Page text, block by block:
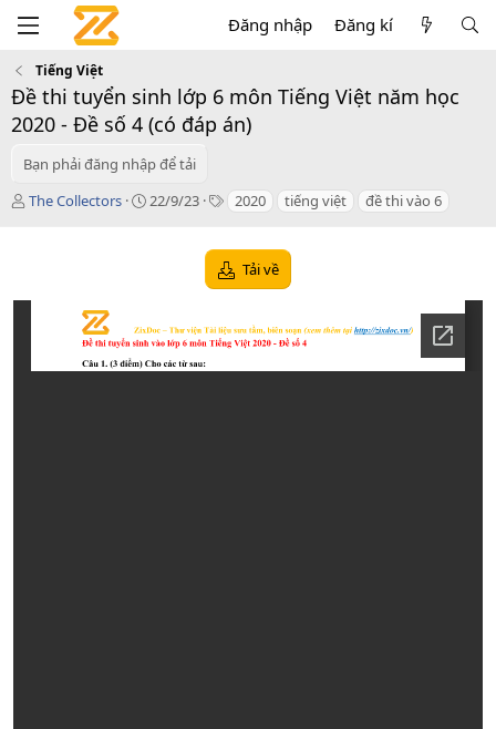
Đăng nhập Đăng kí
Tiếng Việt
Đề thi tuyển sinh lớp 6 môn Tiếng Việt năm học
2020 - Đề số 4 (có đáp án)
Bạn phải đăng nhập để tải
T
ả
The Collectors
C
n
d
22/9/23
T
s
2020 tiếng việt đề thi vào 6
Tải về